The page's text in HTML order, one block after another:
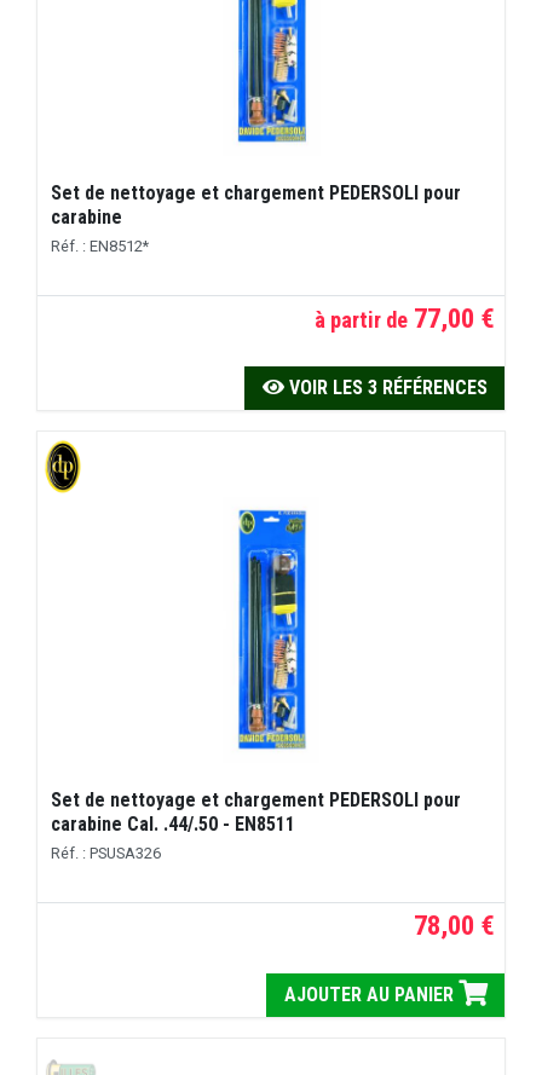
Set de nettoyage et chargement PEDERSOLI pour
carabine
Réf. : EN8512*
à partir de 77,00 €
VOIR LES 3 RÉFÉRENCES
Set de nettoyage et chargement PEDERSOLI pour
carabine Cal. .44/.50 - EN8511
Réf. : PSUSA326
78,00 €
AJOUTER AU PANIER